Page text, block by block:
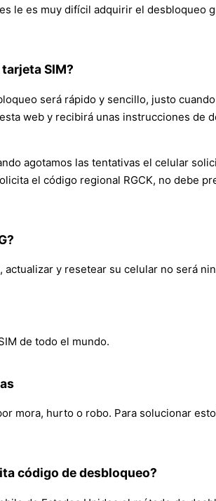
le es muy difícil adquirir el desbloqueo
SIM?
será rápido y sencillo, justo
web y recibirá unas instrucciones de
agotamos las tentativas el celular
el código regional RGCK, no debe
y resetear su celular no será
de todo el mundo.
mora, hurto o robo. Para solucionar
código de desbloqueo?